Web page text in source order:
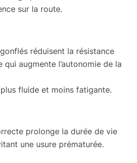
sur la route.
réduisent la résistance
qui augmente l’autonomie de la
fluide et moins fatigante.
prolonge la durée de vie
une usure prématurée.